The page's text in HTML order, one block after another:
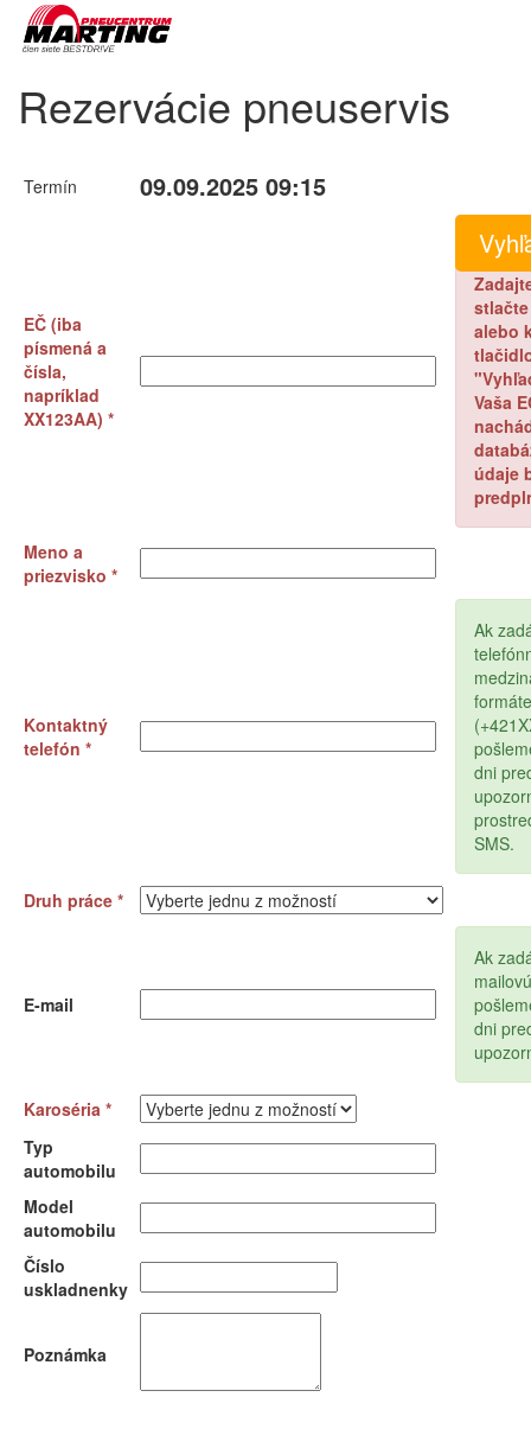
Rezervácie pneuservis
Termín 09.09.2025 09:15
EČ (iba
písmená a
čísla,
napríklad
XX123AA) *
stlačte
alebo
Vaša
údaje
Meno a
priezvisko *
Kontaktný
telefón *
Ak
formáte
dni
SMS.
Druh práce *
E-mail
Ak
dni
Karoséria *
Typ
automobilu
Model
automobilu
Číslo
uskladnenky
Poznámka